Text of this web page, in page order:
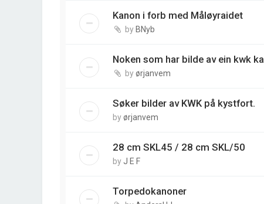
Kanon i forb med Måløyraidet
by BNyb
Noken som har bilde av ein kwk
byørjanvem
Søker bilder av KWK på kystfort.
byørjanvem
28 cm SKL45 / 28 cm SKL/50
by J E F
Torpedokanoner